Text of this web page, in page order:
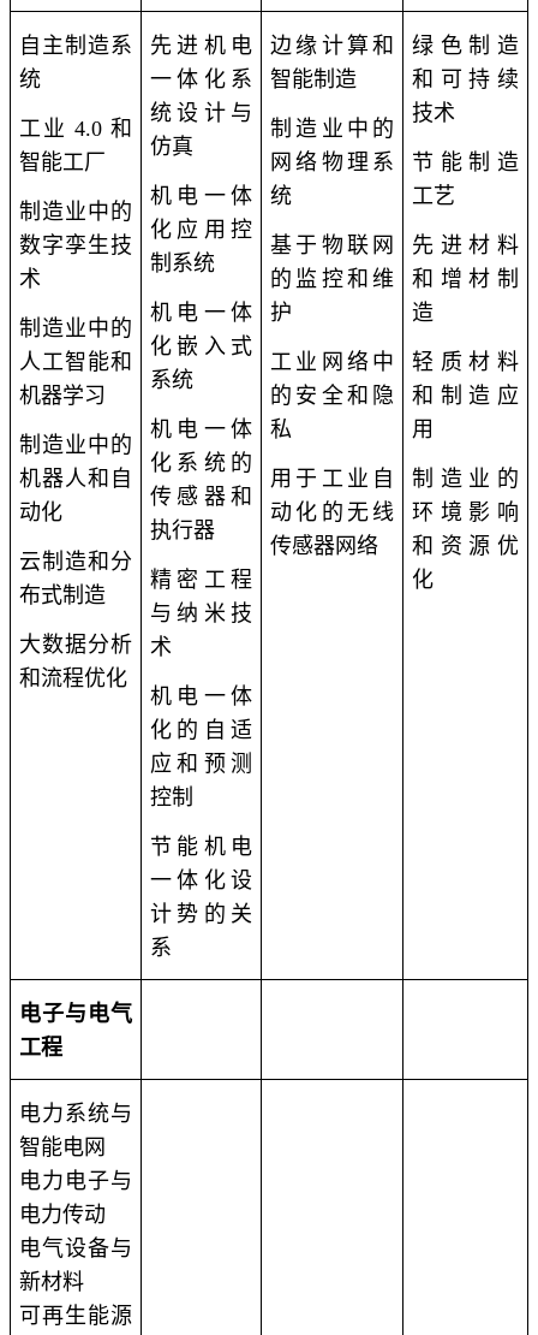
自主制造系
统
工业 4.0 和
智能工厂
制造业中的
数字孪生技
术
制造业中的
人工智能和
机器学习
制造业中的
机器人和自
动化
云制造和分
布式制造
大数据分析
和流程优化
先进机电
一体化系
统设计与
仿真
机电一体
化应用控
制系统
机电一体
化嵌入式
系统
机电一体
化系统的
传感器和
执行器
精密工程
与纳米技
术
机电一体
化的自适
应和预测
控制
节能机电
一体化设
计势的关
系
边缘计算和
智能制造
制造业中的
网络物理系
统
基于物联网
的监控和维
护
工业网络中
的安全和隐
私
用于工业自
动化的无线
传感器网络
绿色制造
和可持续
技术
节能制造
工艺
先进材料
和增材制
造
轻质材料
和制造应
用
制造业的
环境影响
和资源优
化
电子与电气
工程
电力系统与
智能电网
电力电子与
电力传动
电气设备与
新材料
可再生能源